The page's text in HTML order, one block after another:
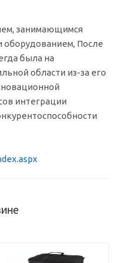
занимающимся
После
была на
области из-за его
интеграции